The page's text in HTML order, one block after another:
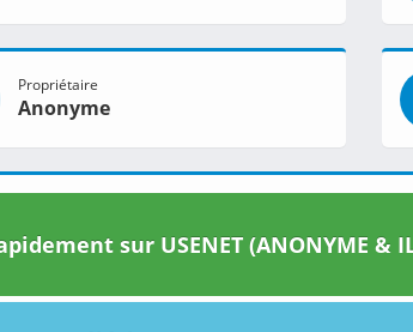
Propriétaire
Anonyme
sur USENET (ANONYME &